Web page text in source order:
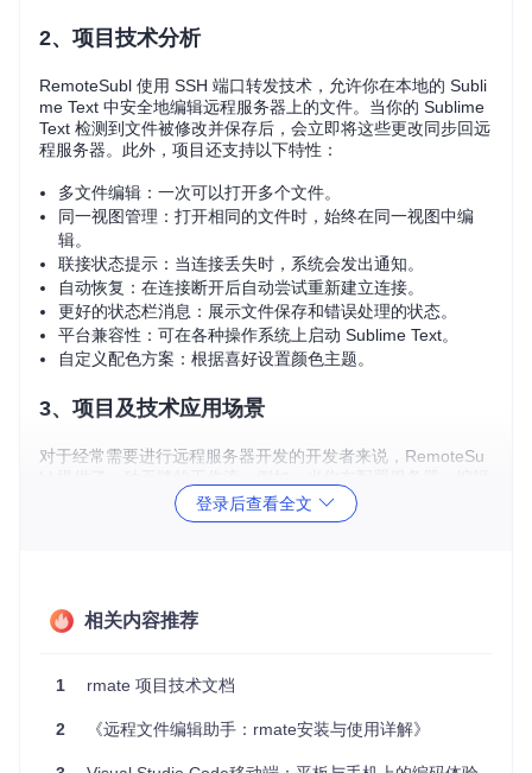
2、项目技术分析
RemoteSubl 使用 SSH 端口转发技术，允许你在本地的 Subli
me Text 中安全地编辑远程服务器上的文件。当你的 Sublime
Text 检测到文件被修改并保存后，会立即将这些更改同步回远
程服务器。此外，项目还支持以下特性：
多文件编辑：一次可以打开多个文件。
同一视图管理：打开相同的文件时，始终在同一视图中编
辑。
联接状态提示：当连接丢失时，系统会发出通知。
自动恢复：在连接断开后自动尝试重新建立连接。
更好的状态栏消息：展示文件保存和错误处理的状态。
平台兼容性：可在各种操作系统上启动 Sublime Text。
自定义配色方案：根据喜好设置颜色主题。
3、项目及技术应用场景
对于经常需要进行远程服务器开发的开发者来说，RemoteSu
日志或处理其他远程文件时，无需离开熟悉的 Sublime Text
环境。在 Linux、macOS 或 Windows 上使用 SSH 连接到远
4、项目特点
率。
lime Text。
登录后查看全文
相关内容推荐
1 rmate 项目技术文档
2 《远程文件编辑助手：rmate安装与使用详解》